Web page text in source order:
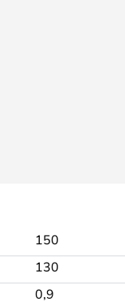
150
130
0,9